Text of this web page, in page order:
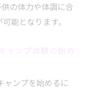
さえたいポイン
の体力や体調に合
能となります。
ャンプを始めるに